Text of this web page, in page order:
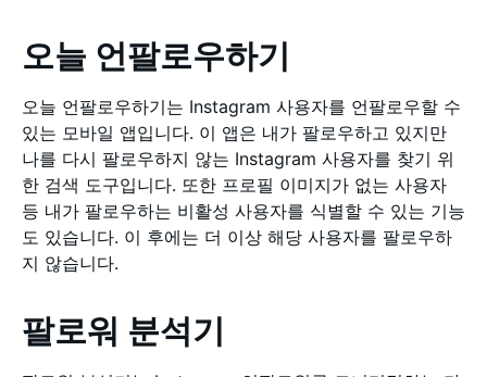
오늘 언팔로우하기
오늘 언팔로우하기는 Instagram 사용자를 언팔로우할 수
있는 모바일 앱입니다. 이 앱은 내가 팔로우하고 있지만
나를 다시 팔로우하지 않는 Instagram 사용자를 찾기 위
한 검색 도구입니다. 또한 프로필 이미지가 없는 사용자
등 내가 팔로우하는 비활성 사용자를 식별할 수 있는 기능
도 있습니다. 이 후에는 더 이상 해당 사용자를 팔로우하
지 않습니다.
팔로워 분석기